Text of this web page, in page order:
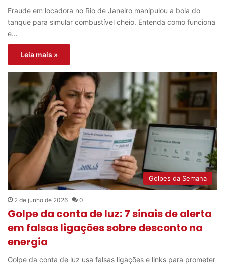
Fraude em locadora no Rio de Janeiro manipulou a boia do
tanque para simular combustível cheio. Entenda como funciona
e…
Leia mais »
Golpes da Semana
2 de junho de 2026 0
Golpe da conta de luz: 7 sinais de alerta
em falsas ligações sobre desconto na
energia
Golpe da conta de luz usa falsas ligações e links para prometer